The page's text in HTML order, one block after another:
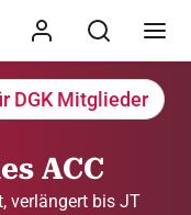
DGK Mitglieder
ACC
verlängert bis JT